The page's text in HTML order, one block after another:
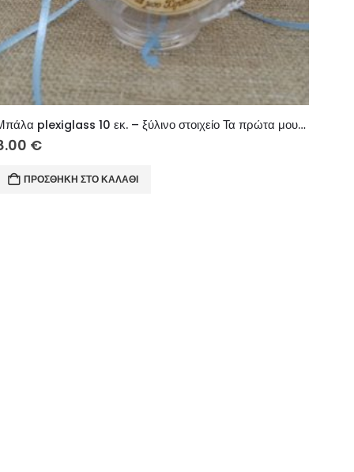
Μπάλα plexiglass 10 εκ. – ξύλινο στοιχείο Τα πρώτα μου Χριστούγεννα (αγόρι)
€
ΠΡΟΣΘΉΚΗ ΣΤΟ ΚΑΛΆΘΙ